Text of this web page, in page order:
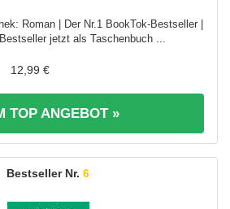
Roman | Der Nr.1 BookTok-Bestseller |
jetzt als Taschenbuch ...
12,99 €
TOP ANGEBOT »
6